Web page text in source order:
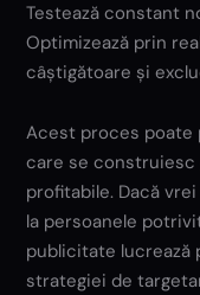
Testează constant
Optimizează prin
câștigătoare și
Acest proces poate
care se construiesc
profitabile. Dacă
la persoanele
publicitate lucrează
strategiei de